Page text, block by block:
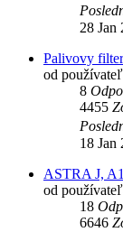
28 Jan
Palivovy
od
8
4455
18 Jan
ASTRA J,
od
18
6646